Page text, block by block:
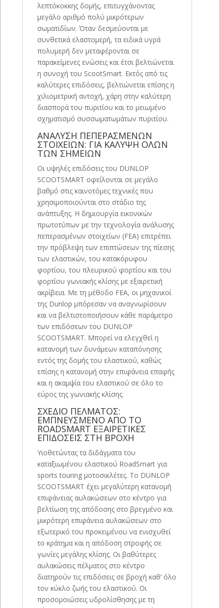
λεπτόκοκκης δομής, επιτυγχάνοντας
μεγάλο αριθμό πολύ μικρότερων
σωματιδίων. Όταν δεσμεύονται με
συνθετικά ελαστομερή, τα ειδικά υγρά
πολυμερή δεν μεταφέρονται σε
παρακείμενες ενώσεις και έτσι βελτιώνεται
η συνοχή του ScootSmart. Εκτός από τις
καλύτερες επιδόσεις, βελτιώνεται επίσης η
χιλιομετρική αντοχή, χάρη στην καλύτερη
διασπορά του πυριτίου και το μειωμένο
σχηματισμό συσσωματωμάτων πυριτίου.
ΑΝΑΛΥΣΗ ΠΕΠΕΡΑΣΜΕΝΩΝ
ΣΤΟΙΧΕΙΩΝ: ΓΙΑ ΚΑΛΥΨΗ ΟΛΩΝ
ΤΩΝ ΣΗΜΕΙΩΝ
Οι υψηλές επιδόσεις του DUNLOP
SCOOTSMART οφείλονται σε μεγάλο
βαθμό στις καινοτόμες τεχνικές που
χρησιμοποιούνται στο στάδιο της
ανάπτυξης. Η δημιουργία εικονικών
πρωτοτύπων με την τεχνολογία ανάλυσης
πεπερασμένων στοιχείων (FEA) επιτρέπει
την πρόβλεψη των επιπτώσεων της πίεσης
των ελαστικών, του κατακόρυφου
φορτίου, του πλευρικού φορτίου και του
φορτίου γωνιακής κλίσης με εξαιρετική
ακρίβεια. Με τη μέθοδο FEA, οι μηχανικοί
της Dunlop μπόρεσαν να αναγνωρίσουν
και να βελτιστοποιήσουν κάθε παράμετρο
των επιδόσεων του DUNLOP
SCOOTSMART. Μπορεί να ελεγχθεί η
κατανομή των δυνάμεων καταπόνησης
εντός της δομής του ελαστικού, καθώς
επίσης η κατανομή στην επιφάνεια επαφής
και η ακαμψία του ελαστικού σε όλο το
εύρος της γωνιακής κλίσης.
ΣΧΕΔΙΟ ΠΕΛΜΑΤΟΣ:
ΕΜΠΝΕΥΣΜΕΝΟ ΑΠΟ ΤΟ
ROADSMART ΕΞΑΙΡΕΤΙΚΕΣ
ΕΠΙΔΟΣΕΙΣ ΣΤΗ ΒΡΟΧΗ
Υιοθετώντας τα διδάγματα του
καταξιωμένου ελαστικού RoadSmart για
sports touring μοτοσικλέτες. Το DUNLOP
SCOOTSMART έχει μεγαλύτερη κατανομή
επιφάνειας αυλακώσεων στο κέντρο για
βελτίωση της απόδοσης στο βρεγμένο και
μικρότερη επιφάνεια αυλακώσεων στο
εξωτερικό του προκειμένου να ενισχυθεί
το κράτημα και η απόδοση στροφής σε
γωνίες μεγάλης κλίσης. Οι βαθύτερες
αυλακώσεις πέλματος στο κέντρο
διατηρούν τις επιδόσεις σε βροχή καθ’ όλο
τον κύκλο ζωής του ελαστικού. Οι
προσομοιώσεις υδρολίσθησης με τη